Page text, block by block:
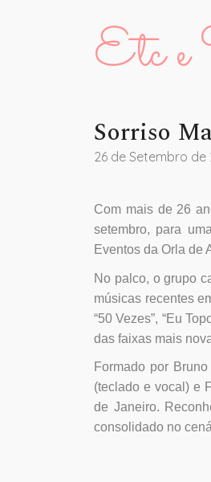
Etc
Sorriso
26 de Setembro de
Com mais de 26
setembro, para
Eventos da Orla de
No palco, o grupo
músicas recentes
“50 Vezes”, “Eu
das faixas mais
Formado por
(teclado e vocal) e
de Janeiro.
consolidado no